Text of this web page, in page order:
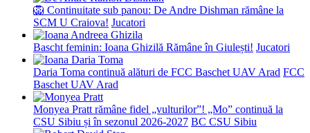
🦁 Continuitate sub panou: De Andre Dishman rămâne la
SCM U Craiova! Jucatori
Bascht feminin: Ioana Ghizilă Rămâne în Giulești! Jucatori
Daria Toma continuă alături de FCC Baschet UAV Arad FCC
Baschet UAV Arad
Monyea Pratt rămâne fidel „vulturilor”! „Mo” continuă la
CSU Sibiu și în sezonul 2026-2027 BC CSU Sibiu